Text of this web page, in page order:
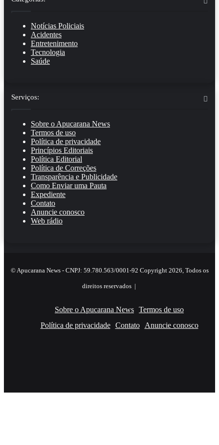
Notícias Policiais
Acidentes
Entretenimento
Tecnologia
Saúde
Serviços:
Sobre o Apucarana News
Termos de uso
Política de privacidade
Princípios Editoriais
Política Editorial
Política de Correções
Transparência e Publicidade
Como Enviar uma Pauta
Expediente
Contato
Anuncie conosco
Web rádio
© Apucarana News - CNPJ: 59.780.563/0001-92 Copyright 2026, Todos os
direitos reservados |
Sobre o Apucarana News Termos de uso
Política de privacidade
Contato Anuncie conosco